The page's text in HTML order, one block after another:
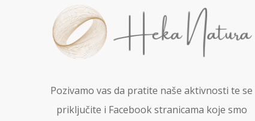
Pozivamo vas da pratite naše aktivnosti te se
priključite i Facebook stranicama koje smo